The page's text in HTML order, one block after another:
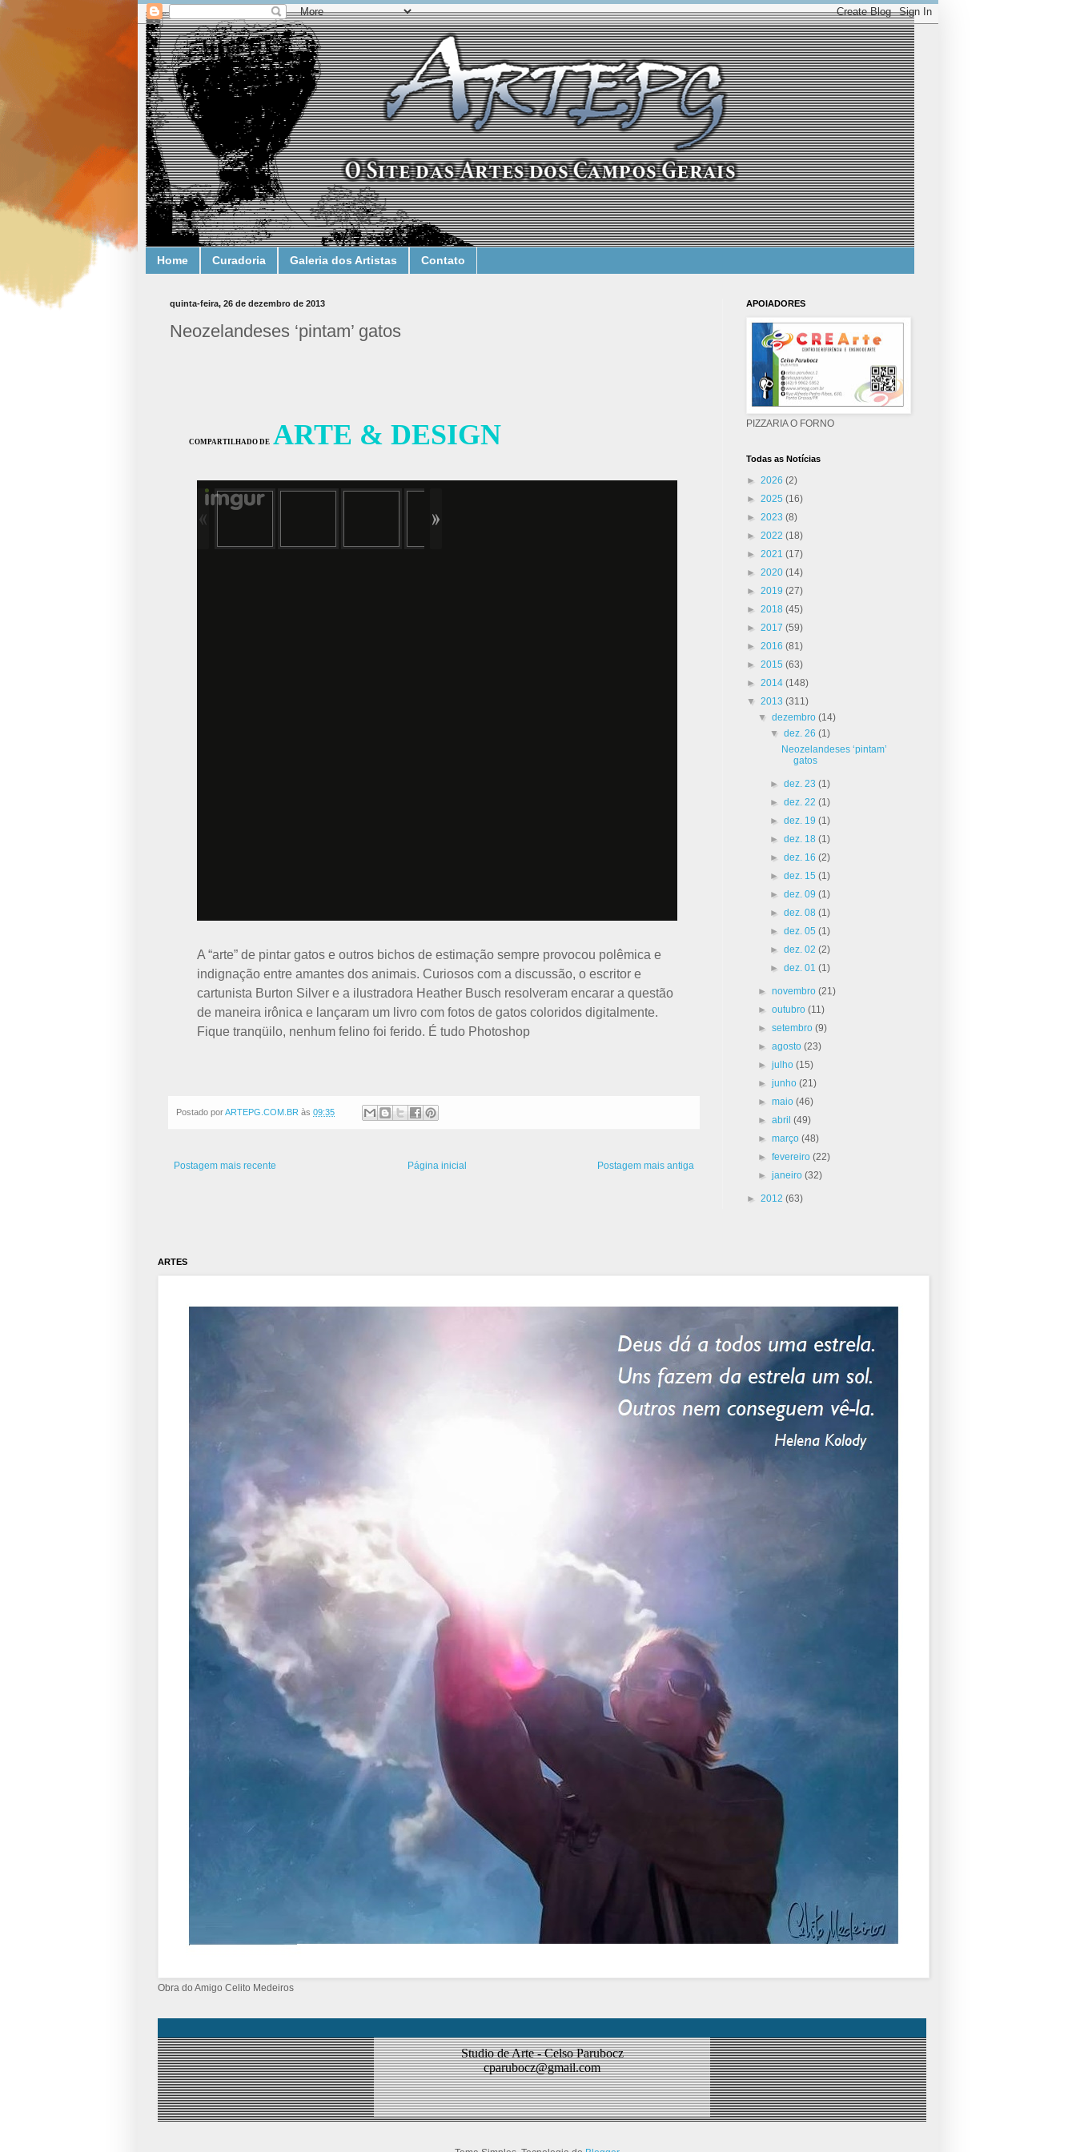
Home Curadoria Galeria dos Artistas Contato
quinta-feira, 26 de dezembro de 2013
Neozelandeses ‘pintam’ gatos
COMPARTILHADO DEARTE & DESIGN
A “arte” de pintar gatos e outros bichos de estimação sempre provocou polêmica e
indignação entre amantes dos animais. Curiosos com a discussão, o escritor e
cartunista Burton Silver e a ilustradora Heather Busch resolveram encarar a questão
de maneira irônica e lançaram um livro com fotos de gatos coloridos digitalmente.
Fique tranqüilo, nenhum felino foi ferido. É tudo Photoshop
Postado porARTEPG.COM.BR às 09:35
Postagem mais recente Postagem mais antiga
Página inicial
APOIADORES
PIZZARIA O FORNO
Todas as Notícias
► 2026 (2)
► 2025 (16)
► 2023 (8)
► 2022 (18)
► 2021 (17)
► 2020 (14)
► 2019 (27)
► 2018 (45)
► 2017 (59)
► 2016 (81)
► 2015 (63)
► 2014 (148)
▼ 2013 (311)
▼dezembro(14)
▼ dez. 26 (1)
Neozelandeses ‘pintam’
gatos
► dez. 23 (1)
► dez. 22 (1)
► dez. 19 (1)
► dez. 18 (1)
► dez. 16 (2)
► dez. 15 (1)
► dez. 09 (1)
► dez. 08 (1)
► dez. 05 (1)
► dez. 02 (2)
► dez. 01 (1)
►novembro(21)
►outubro(11)
►setembro(9)
►agosto(23)
►julho(15)
►junho(21)
►maio(46)
►abril(49)
►março(48)
►fevereiro(22)
►janeiro(32)
► 2012 (63)
ARTES
Obra do Amigo Celito Medeiros
Studio de Arte - Celso Parubocz
cparubocz@gmail.com